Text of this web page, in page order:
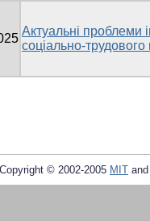
Актуальні проблеми
соціально-трудового
Copyright © 2002-2005 MIT